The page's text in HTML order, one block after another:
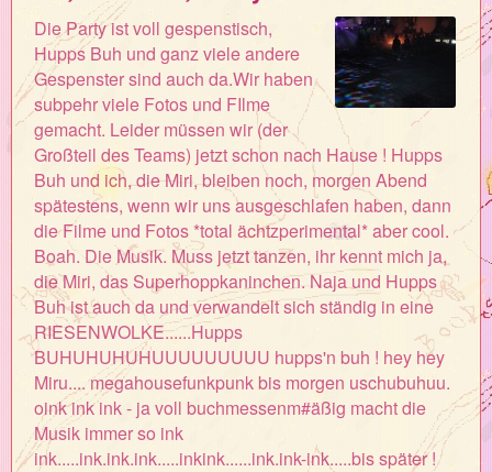
Die Party ist voll gespenstisch,
Hupps Buh und ganz viele andere
Gespenster sind auch da.Wir haben
subpehr viele Fotos und FIlme
gemacht. Leider müssen wir (der
Großteil des Teams) jetzt schon nach Hause ! Hupps
Buh und ich, die Miri, bleiben noch, morgen Abend
spätestens, wenn wir uns ausgeschlafen haben, dann
die Filme und Fotos *total ächtzperimental* aber cool.
Boah. Die Musik. Muss jetzt tanzen, ihr kennt mich ja,
die Miri, das Superhoppkaninchen. Naja und Hupps
Buh ist auch da und verwandelt sich ständig in eine
RIESENWOLKE......Hupps
BUHUHUHUHUUUUUUUUU hupps'n buh ! hey hey
Miru.... megahousefunkpunk bis morgen uschubuhuu.
oink ink ink - ja voll buchmessenm#äßig macht die
Musik immer so ink
ink.....ink.ink.ink.....inkink......ink.ink-ink.....bis später !